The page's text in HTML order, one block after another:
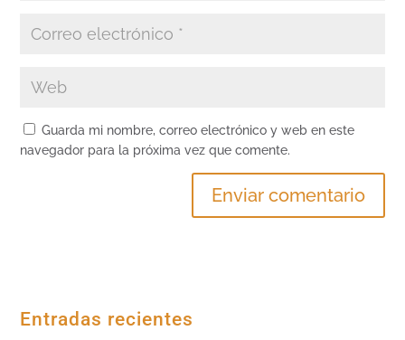
Guarda mi nombre, correo electrónico y web en este
navegador para la próxima vez que comente.
Entradas recientes